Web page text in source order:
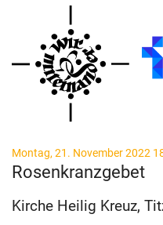
Zum Inhalt springen
Montag, 21. November 2022
Rosenkranzgebet
Kirche Heilig Kreuz,